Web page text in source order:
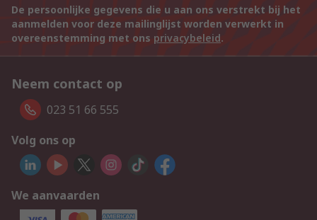
De persoonlijke gegevens die u aan ons verstrekt bij het
aanmelden voor deze mailinglijst worden verwerkt in
overeenstemming met ons privacybeleid.
Neem contact op
023 51 66 555
Volg ons op
We aanvaarden